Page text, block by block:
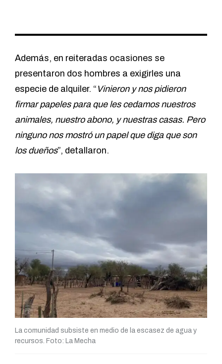
Además, en reiteradas ocasiones se
presentaron dos hombres a exigirles una
especie de alquiler. “ Vinieron y nos pidieron
firmar papeles para que les cedamos nuestros
animales, nuestro abono, y nuestras casas. Pero
ninguno nos mostró un papel que diga que son
los dueños”, detallaron.
La comunidad subsiste en medio de la escasez de agua y
recursos. Foto: La Mecha